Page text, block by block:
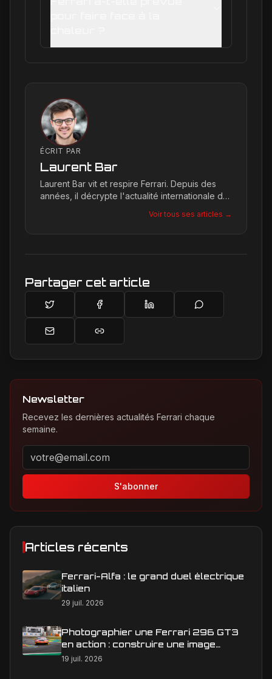
ÉCRIT PAR
Laurent Bar
Laurent Bar vit et respire Ferrari. Depuis des
années, il décrypte l'actualité internationale du
détails qui façonnent la légende de la marque.
Son site, Ferrari Passion, est le reflet de son
Maranello.
Voir tous ses articles →
Partager cet article
Newsletter
Recevez les dernières actualités Ferrari chaque
semaine.
Adresse email pour la newsletter
S'abonner
Articles récents
Ferrari-Alfa : le grand duel électrique
italien
29 juil. 2026
Photographier une Ferrari 296 GT3
en action : construire une image
éditoriale qui raconte la course
19 juil. 2026